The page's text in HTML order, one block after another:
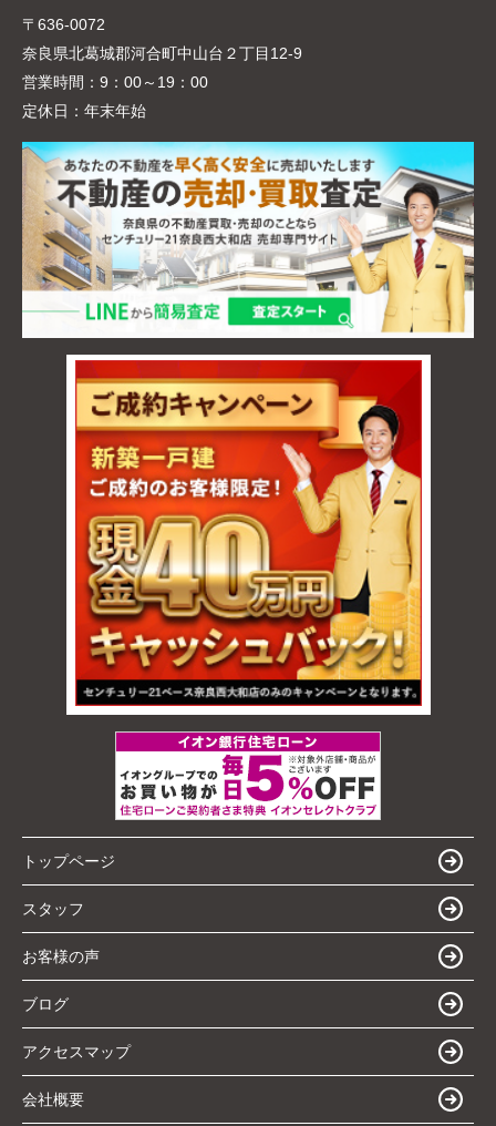
〒636-0072
奈良県北葛城郡河合町中山台２丁目12-9
営業時間： 9：00～19：00
定休日： 年末年始
トップページ
スタッフ
お客様の声
ブログ
アクセスマップ
会社概要